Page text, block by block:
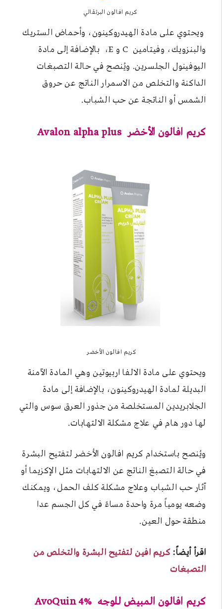
كريم افالون البرتقالي
ويحتوي على مادة الهيدروكينون، وأحماض الستريك
والبنزويك، وفيتامين C و E، بالإضافة إلى مادة
اليوفينول الجلسرين. ويُنصح في حالة التصبغات
الداكنة والتخلص من الاسمرار الناتج عن حروق
الشمس أو الناتجة عن حب الشباب.
كريم افالون الأخضر Avalon alpha plus
كريم افالون الأخضر
ويحتوي على مادة الالفا اربيوتين وهي المادة الآمنة
البديلة لمادة الهيدروكينون، بالإضافة إلى مادة
الجلابريدين المستخلصة من جذور العرق سوس والتي
لها دور هام في علاج مشكلة الالتهابات.
ويُنصح باستخدام كريم افالون الأخضر لتفتيح البشرة
في حالة التصبغ الناتج عن الالتهابات مثل الإكزيما أو
آثار حب الشباب وعلاج مشكلة كلف الحمل، ويمكنك
وضعه يومياً مرة واحدة مساءً في كل الجسم عدا
منطقة حول العين.
اقرأ أيضاً:كريم افين لتفتيح البشرة والتخلص من
التصبغات
كريم افالون المبيض للوجه AvoQuin 4%